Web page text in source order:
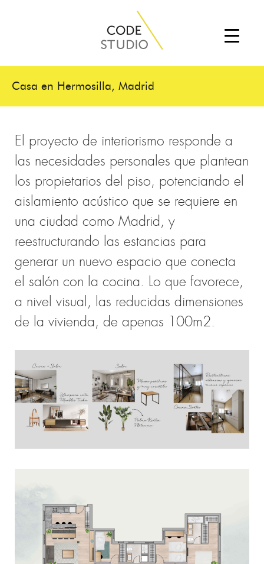
Casa en Hermosilla, Madrid
El proyecto de interiorismo responde a
las necesidades personales que plantean
los propietarios del piso, potenciando el
aislamiento acústico que se requiere en
una ciudad como Madrid, y
reestructurando las estancias para
generar un nuevo espacio que conecta
el salón con la cocina. Lo que favorece,
a nivel visual, las reducidas dimensiones
de la vivienda, de apenas 100m2.